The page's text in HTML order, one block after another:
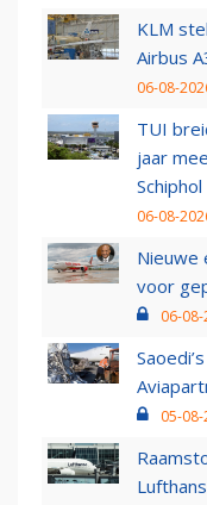
KLM
Airbus
06-08-
TUI
jaar
Schiphol
06-08-
Nieuwe
voor
06-
05-